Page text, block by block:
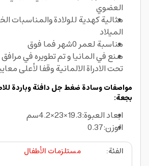
العضوي
مثالية كهدية للولادة والمناسبات
الميلاد
مناسبة لعمر 0شهر فما فوق
صنع في المانيا و تم تطويره في مرافق
تحت الادراة الالمانية وقفا لأعلى
مواصفات وسادة ضغط جل دافئة وباردة
بجعة:
ابعاد العبوة:19.3×23×4.2سم
الوزن:0.37
الفئة:
مستلزمات الأطفال